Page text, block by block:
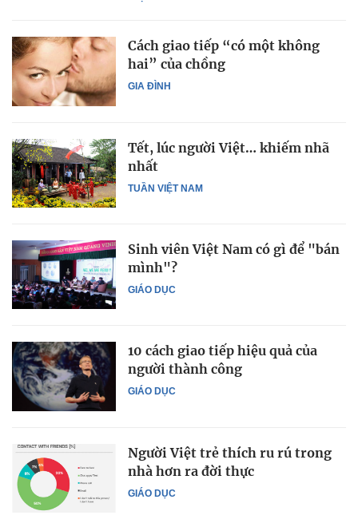
GIA ĐÌNH
Cách giao tiếp “có một không
hai” của chồng
TUẦN VIỆT NAM
Tết, lúc người Việt… khiếm nhã
nhất
GIÁO DỤC
Sinh viên Việt Nam có gì để "bán
mình"?
GIÁO DỤC
10 cách giao tiếp hiệu quả của
người thành công
GIÁO DỤC
Người Việt trẻ thích ru rú trong
nhà hơn ra đời thực